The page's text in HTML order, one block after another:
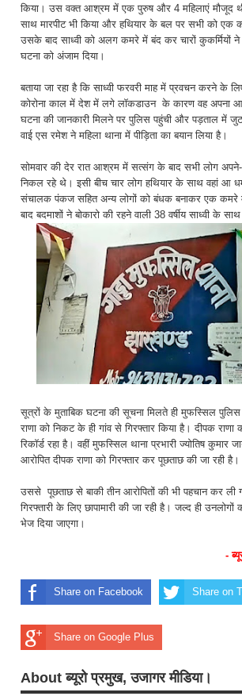
किया। उस वक्त आश्रम में एक पुरुष और 4 महिलाएं मौजूद
साथ मारपीट भी किया और हथियार के बल पर सभी को एक
उसके बाद साध्वी को अलग कमरे में बंद कर चारों कुकर्मियों ने
घटना को अंजाम दिया।
बताया जा रहा है कि साध्वी फरवरी माह में प्रवचन करने के
कोरोना काल में देश में लगे लॉकडाउन के कारण वह अपना
घटना की जानकारी मिलने पर पुलिस पहुंची और पड़ताल में
वाई एस रमेश ने महिला थाना में पीड़िता का बयान लिया है।
सोमवार की देर रात आश्रम में सत्संग के बाद सभी लोग
निकल रहे थे। इसी बीच चार लोग हथियार के साथ वहां
संचालक पंकज सहित अन्य लोगों को बंधक बनाकर एक कमरे
बाद बदमाशों ने बोकारो की रहने वाली 38 वर्षीय साध्वी के
सूत्रों के मुताबिक घटना की सूचना मिलते ही मुफस्सिल
राणा को निकट के ही गांव से गिरफ्तार किया है। दीपक राणा
रिकॉर्ड रहा है। वहीं मुफस्सिल थाना प्रभारी ज्योतिष कुमार
आरोपित दीपक राणा को गिरफ्तार कर पूछताछ की जा रही है।
उससे पूछताछ से बाकी तीन आरोपितों की भी पहचान कर ली
गिरफ्तारी के लिए छापामारी की जा रही है। जल्द ही
भेज दिया जाएगा।
-
Share on Facebook Share on
Share on Google Plus
About ब्यूरो प्रमुख, उजागर मीडिया।